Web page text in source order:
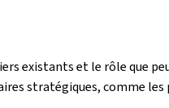
existants et le rôle que
stratégiques, comme